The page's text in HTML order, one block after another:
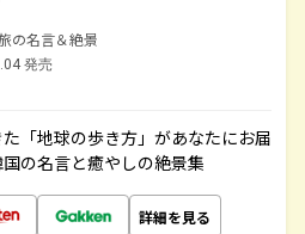
の名言＆絶景
発売
「地球の歩き方」があなたにお届
の名言と癒やしの絶景集
詳細を見る